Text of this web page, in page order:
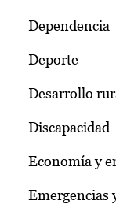
Dependencia
Deporte
Desarrollo
Discapacidad
Economía y
Emergencias